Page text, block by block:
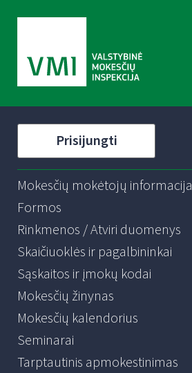
Prisijungti
Mokesčių mokėtojų informacija
Formos
Rinkmenos / Atviri duomenys
Skaičiuoklės ir pagalbininkai
Sąskaitos ir įmokų kodai
Mokesčių žinynas
Mokesčių kalendorius
Seminarai
Tarptautinis apmokestinimas